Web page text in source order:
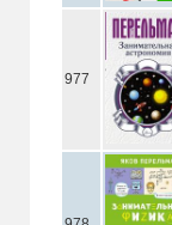
977